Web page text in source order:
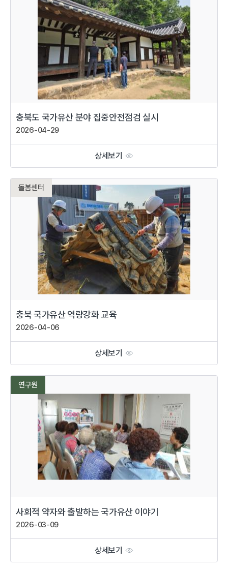
충북도 국가유산 분야 집중안전점검 실시
2026-04-29
상세보기
돌봄센터
충북 국가유산 역량강화 교육
2026-04-06
상세보기
연구원
사회적 약자와 출발하는 국가유산 이야기
2026-03-09
상세보기